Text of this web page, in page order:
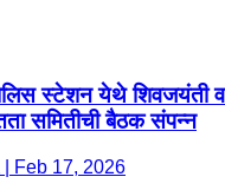
स्टेशन येथे शिवजयंती
समितीची बैठक संपन्न
Feb 17, 2026